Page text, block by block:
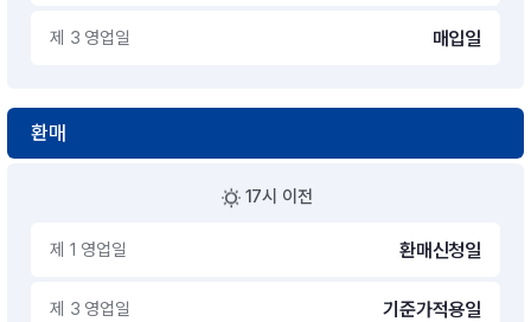
제 3 영업일 매입일
환매
17시 이전
제 1 영업일 환매신청일
제 3 영업일 기준가적용일